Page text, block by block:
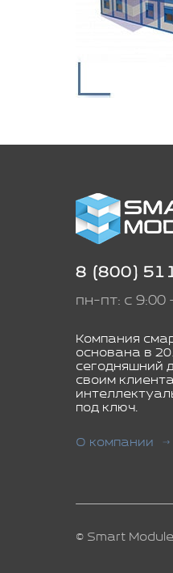
8 (800)
пн-пт: с 9:00
Компания
основана в
сегодняшний
своим
под ключ.
О компании
© Smart